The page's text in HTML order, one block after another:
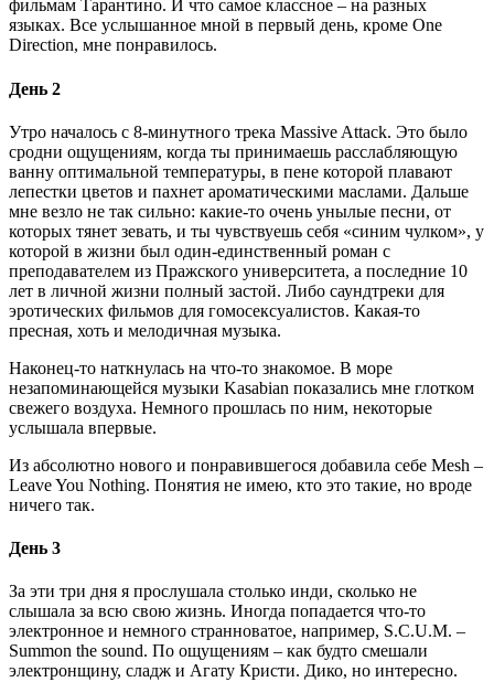
фильмам Тарантино. И что самое классное – на разных
языках. Все услышанное мной в первый день, кроме One
Direction, мне понравилось.
День 2
Утро началось с 8-минутного трека Massive Attack. Это было
сродни ощущениям, когда ты принимаешь расслабляющую
ванну оптимальной температуры, в пене которой плавают
лепестки цветов и пахнет ароматическими маслами. Дальше
мне везло не так сильно: какие-то очень унылые песни, от
которых тянет зевать, и ты чувствуешь себя «синим чулком», у
которой в жизни был один-единственный роман с
преподавателем из Пражского университета, а последние 10
лет в личной жизни полный застой. Либо саундтреки для
эротических фильмов для гомосексуалистов. Какая-то
пресная, хоть и мелодичная музыка.
Наконец-то наткнулась на что-то знакомое. В море
незапоминающейся музыки Kasabian показались мне глотком
свежего воздуха. Немного прошлась по ним, некоторые
услышала впервые.
Из абсолютно нового и понравившегося добавила себе Mesh –
Leave You Nothing. Понятия не имею, кто это такие, но вроде
ничего так.
День 3
За эти три дня я прослушала столько инди, сколько не
слышала за всю свою жизнь. Иногда попадается что-то
электронное и немного странноватое, например, S.C.U.M. –
Summon the sound. По ощущениям – как будто смешали
электронщину, сладж и Агату Кристи. Дико, но интересно.